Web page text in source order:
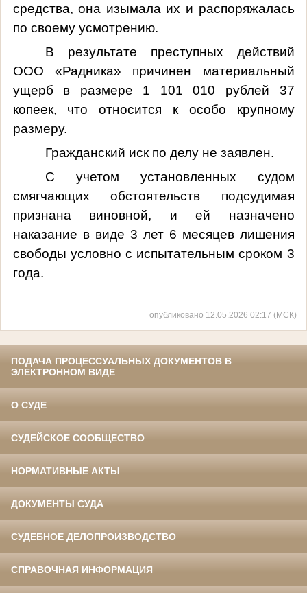
средства, она изымала их и распоряжалась
по своему усмотрению.
В результате преступных действий
ООО «Радника» причинен материальный
ущерб в размере 1 101 010 рублей 37
копеек, что относится к особо крупному
размеру.
Гражданский иск по делу не заявлен.
С учетом установленных судом
смягчающих обстоятельств подсудимая
признана виновной, и ей назначено
наказание в виде 3 лет 6 месяцев лишения
свободы условно с испытательным сроком 3
года.
опубликовано 12.05.2026 02:17 (МСК)
ПОДАЧА ПРОЦЕССУАЛЬНЫХ ДОКУМЕНТОВ В
ЭЛЕКТРОННОМ ВИДЕ
О СУДЕ
СУДЕЙСКОЕ СООБЩЕСТВО
НОРМАТИВНЫЕ АКТЫ
ДОКУМЕНТЫ СУДА
СУДЕБНОЕ ДЕЛОПРОИЗВОДСТВО
СПРАВОЧНАЯ ИНФОРМАЦИЯ